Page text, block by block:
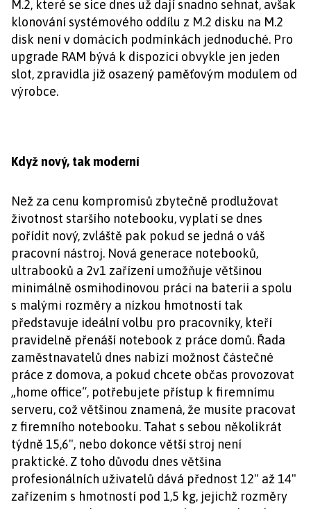
M.2, které se sice dnes už dají snadno sehnat, avšak
klonování systémového oddílu z M.2 disku na M.2
disk není v domácích podmínkách jednoduché. Pro
upgrade RAM bývá k dispozici obvykle jen jeden
slot, zpravidla již osazený paměťovým modulem od
výrobce.
Když nový, tak moderní
Než za cenu kompromisů zbytečně prodlužovat
životnost staršího notebooku, vyplatí se dnes
pořídit nový, zvláště pak pokud se jedná o váš
pracovní nástroj. Nová generace notebooků,
ultrabooků a 2v1 zařízení umožňuje většinou
minimálně osmihodinovou práci na baterii a spolu
s malými rozměry a nízkou hmotností tak
představuje ideální volbu pro pracovníky, kteří
pravidelně přenáší notebook z práce domů. Řada
zaměstnavatelů dnes nabízí možnost částečné
práce z domova, a pokud chcete občas provozovat
„home office“, potřebujete přístup k firemnímu
serveru, což většinou znamená, že musíte pracovat
z firemního notebooku. Tahat s sebou několikrát
týdně 15,6", nebo dokonce větší stroj není
praktické. Z toho důvodu dnes většina
profesionálních uživatelů dává přednost 12" až 14"
zařízením s hmotností pod 1,5 kg, jejichž rozměry